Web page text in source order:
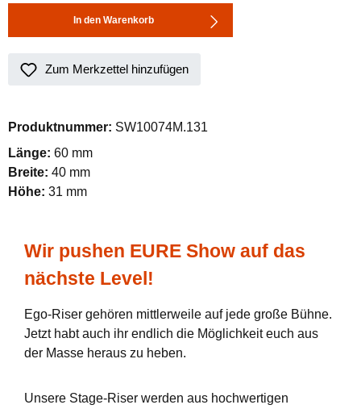
In den Warenkorb
Zum Merkzettel hinzufügen
Produktnummer: SW10074M.131
Länge: 60 mm
Breite: 40 mm
Höhe: 31 mm
Wir pushen EURE Show auf das
nächste Level!
Ego-Riser gehören mittlerweile auf jede große Bühne.
Jetzt habt auch ihr endlich die Möglichkeit euch aus
der Masse heraus zu heben.
Unsere Stage-Riser werden aus hochwertigen